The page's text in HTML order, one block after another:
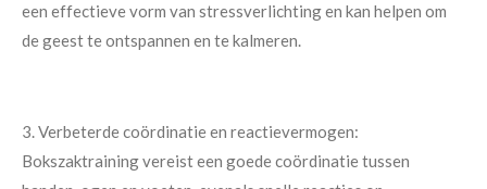
een effectieve vorm van stressverlichting en kan helpen om
de geest te ontspannen en te kalmeren.
3. Verbeterde coördinatie en reactievermogen:
Bokszaktraining vereist een goede coördinatie tussen